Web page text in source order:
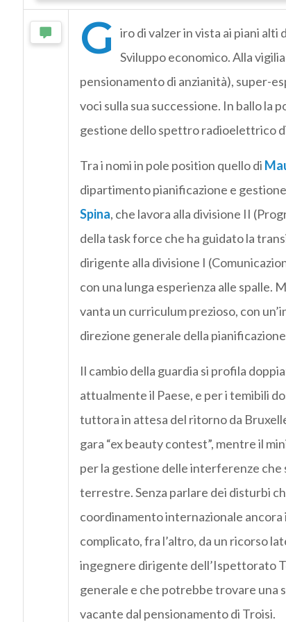
G iro di valzer in vista ai piani
Sviluppo economico. Alla
pensionamento di anzianità), super-
voci sulla sua successione. In ballo la
gestione dello spettro radioelettrico
Tra i nomi in pole position quello di
dipartimento pianificazione e
Spina, che lavora alla divisione II
della task force che ha guidato la
dirigente alla divisione I
con una lunga esperienza alle spalle.
vanta un curriculum prezioso, con
direzione generale della
Il cambio della guardia si profila
attualmente il Paese, e per i temibili
tuttora in attesa del ritorno da
gara “ex beauty contest”, mentre il
per la gestione delle interferenze
terrestre. Senza parlare dei disturbi
coordinamento internazionale
complicato, fra l’altro, da un ricorso
ingegnere dirigente dell’Ispettorato
generale e che potrebbe trovare una
vacante dal pensionamento di Troisi.